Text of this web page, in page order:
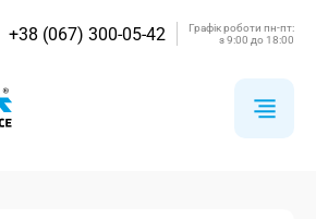
+38 (067) 300-05-42
Графік роботи пн-пт:
з 9:00 до 18:00